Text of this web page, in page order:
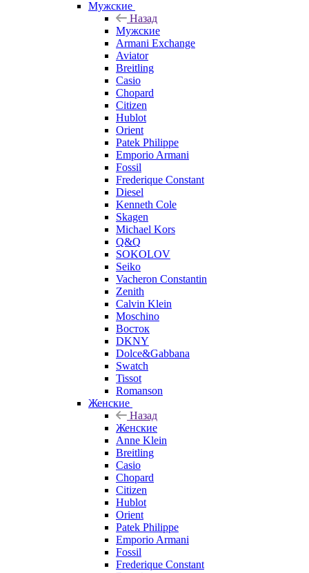
Мужские
Назад
Мужские
Armani Exchange
Aviator
Breitling
Casio
Chopard
Citizen
Hublot
Orient
Patek Philippe
Emporio Armani
Fossil
Frederique Constant
Diesel
Kenneth Cole
Skagen
Michael Kors
Q&Q
SOKOLOV
Seiko
Vacheron Constantin
Zenith
Calvin Klein
Moschino
Восток
DKNY
Dolce&Gabbana
Swatch
Tissot
Romanson
Женские
Назад
Женские
Anne Klein
Breitling
Casio
Chopard
Citizen
Hublot
Orient
Patek Philippe
Emporio Armani
Fossil
Frederique Constant